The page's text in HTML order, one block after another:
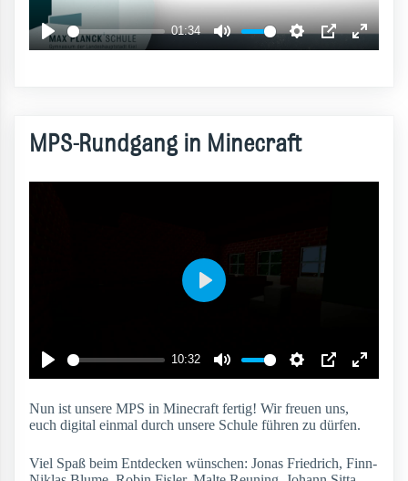
MPS-Rundgang in Minecraft
Nun ist unsere MPS in Minecraft fertig! Wir freuen uns,
euch digital einmal durch unsere Schule führen zu dürfen.
Viel Spaß beim Entdecken wünschen: Jonas Friedrich, Finn-